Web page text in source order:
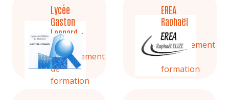
de
formation
Lycée
Gaston
Lesnard -
Laval
Etablissement
de
formation
EREA
Raphaël
Elizé
Etablissement
de
formation